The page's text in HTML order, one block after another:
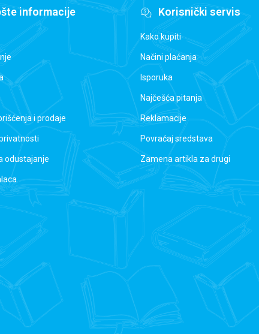
informacije
i prodaje
odustajanje
Korisnički servis
Kako kupiti
Načini plaćanja
Isporuka
Najčešća pitanja
Reklamacije
Povraćaj sredstava
Zamena artikla za drugi